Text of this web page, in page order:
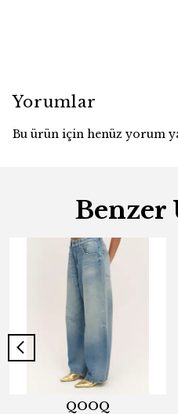
Yorumlar
Bu ürün için henüz yorum
Benzer
QOOQ